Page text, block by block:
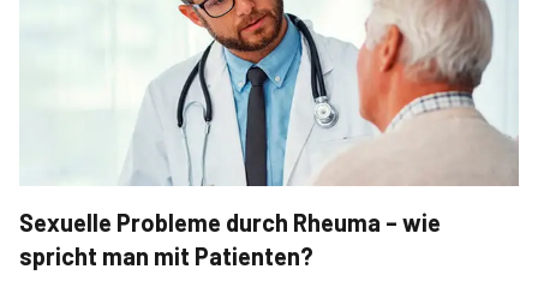
Sexuelle Probleme durch Rheuma – wie
spricht man mit Patienten?